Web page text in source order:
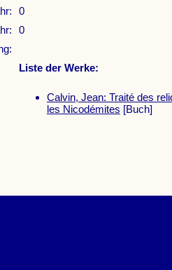
0
0
Liste der Werke:
Calvin, Jean: Traité des
les Nicodémites [Buch]